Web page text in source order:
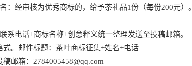
经审核为优秀商标的，给予茶礼品1份（每份200元）。
电话+商标名称+创意释义统一整理发送至投稿邮箱。
。邮件标题：茶叶商标征集+姓名+电话
邮箱：2784005458@qq.com